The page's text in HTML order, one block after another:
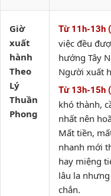
Giờ
xuất
hành
Theo
Lý
Thuần
Phong
Từ 11h-13h
việc đều
hướng Tây
Người xuất
Từ 13h-15h
khó thành,
nhất nên
Mất tiền,
nhanh mới
hay miệng
lâu la
chắn.